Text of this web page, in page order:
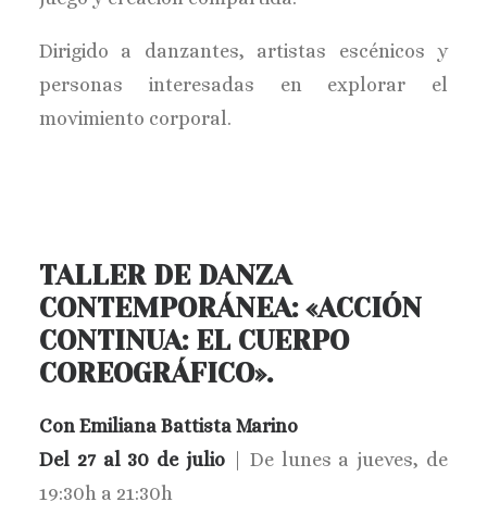
Dirigido a danzantes, artistas escénicos y
personas interesadas en explorar el
movimiento corporal.
TALLER DE DANZA
CONTEMPORÁNEA: «ACCIÓN
CONTINUA: EL CUERPO
COREOGRÁFICO».
Con Emiliana Battista Marino
Del 27 al 30 de julio | De lunes a jueves, de
19:30h a 21:30h